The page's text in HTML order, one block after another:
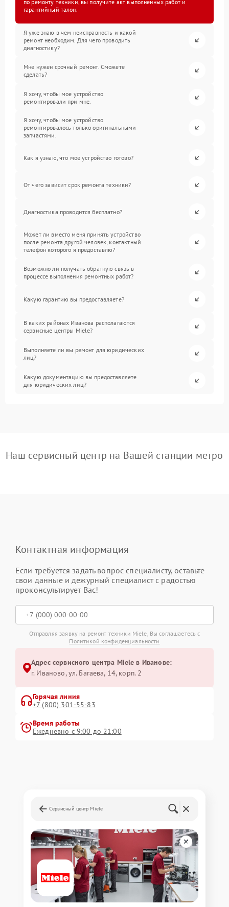
по ремонту техники, вы получите акт выполненных работ и
гарантийный талон.
Я уже знаю в чем неисправность и какой
ремонт необходим. Для чего проводить
диагностику?
Мне нужен срочный ремонт. Сможете
сделать?
Я хочу, чтобы мое устройство
ремонтировали при мне.
Я хочу, чтобы мое устройство
ремонтировалось только оригинальными
запчастями.
Как я узнаю, что мое устройство готово?
От чего зависит срок ремонта техники?
Диагностика проводится бесплатно?
Может ли вместо меня принять устройство
после ремонта другой человек, контактный
телефон которого я предоставлю?
Возможно ли получать обратную связь в
процессе выполнения ремонтных работ?
Какую гарантию вы предоставляете?
В каких районах Иванова располагаются
сервисные центры Miele?
Выполняете ли вы ремонт для юридических
лиц?
Какую документацию вы предоставляете
для юридических лиц?
Наш сервисный центр на Вашей станции метро
Контактная информация
Если требуется задать вопрос специалисту, оставьте
свои данные и дежурный специалист с радостью
проконсультирует Вас!
Отправляя заявку на ремонт техники Miele, Вы соглашаетесь с
Политикой конфиденциальности
Адрес сервисного центра Miele в Иванове:
г. Иваново, ул. Багаева, 14, корп. 2
Горячая линия
+7 (800) 301-55-83
Время работы
Ежедневно с 9:00 до 21:00
Сервисный центр Miele